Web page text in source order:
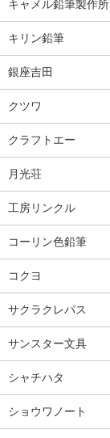
キャメル鉛筆製作所
キリン鉛筆
銀座吉田
クツワ
クラフトエー
月光荘
工房リンクル
コーリン色鉛筆
コクヨ
サクラクレパス
サンスター文具
シャチハタ
ショウワノート